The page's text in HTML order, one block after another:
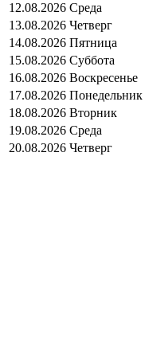
12.08.2026 Среда
13.08.2026 Четверг
14.08.2026 Пятница
15.08.2026 Суббота
16.08.2026 Воскресенье
17.08.2026 Понедельник
18.08.2026 Вторник
19.08.2026 Среда
20.08.2026 Четверг